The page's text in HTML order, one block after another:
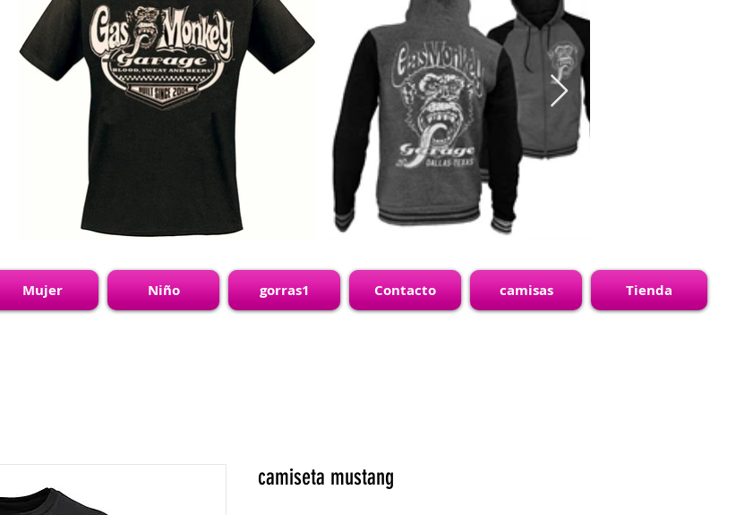
camiseta mustang
Mujer Niño gorras1 Contacto camisas Tienda